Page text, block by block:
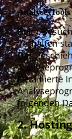
Analyse-
Beim
Verhalten
Das
Detaillierte
folgenden
2. Hosting